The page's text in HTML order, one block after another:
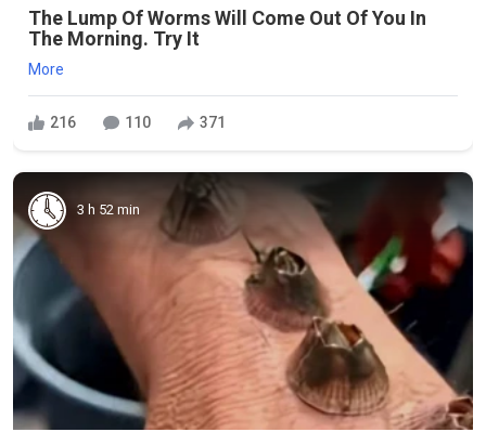
The Lump Of Worms Will Come Out Of You In
The Morning. Try It
More
216 110 371
3 h 52 min